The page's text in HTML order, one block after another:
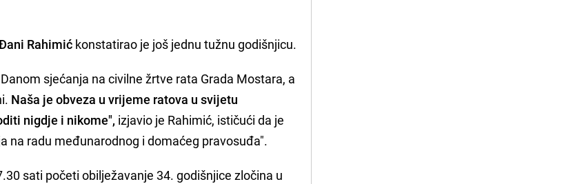
Rahimić konstatirao je još jednu tužnu godišnjicu.
sjećanja na civilne žrtve rata Grada Mostara, a
Naša je obveza u vrijeme ratova u svijetu
nigdje i nikome", izjavio je Rahimić, ističući da je
na radu međunarodnog i domaćeg pravosuđa".
sati početi obilježavanje 34. godišnjice zločina u